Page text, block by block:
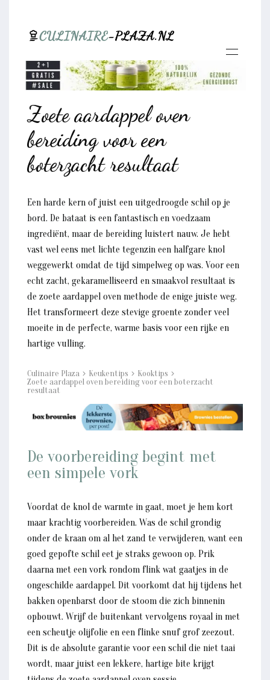
Zoete aardappel oven
bereiding voor een
boterzacht resultaat
Een harde kern of juist een uitgedroogde schil op je
bord. De bataat is een fantastisch en voedzaam
ingrediënt, maar de bereiding luistert nauw. Je hebt
vast wel eens met lichte tegenzin een halfgare knol
weggewerkt omdat de tijd simpelweg op was. Voor een
echt zacht, gekaramelliseerd en smaakvol resultaat is
de zoete aardappel oven methode de enige juiste weg.
Het transformeert deze stevige groente zonder veel
moeite in de perfecte, warme basis voor een rijke en
hartige vulling.
Culinaire Plaza Keukentips
Kooktips
Zoete aardappel oven bereiding voor een boterzacht
resultaat
De voorbereiding begint met
een simpele vork
Voordat de knol de warmte in gaat, moet je hem kort
maar krachtig voorbereiden. Was de schil grondig
onder de kraan om al het zand te verwijderen, want een
goed gepofte schil eet je straks gewoon op. Prik
daarna met een vork rondom flink wat gaatjes in de
ongeschilde aardappel. Dit voorkomt dat hij tijdens het
bakken openbarst door de stoom die zich binnenin
opbouwt. Wrijf de buitenkant vervolgens royaal in met
een scheutje olijfolie en een flinke snuf grof zeezout.
Dit is de absolute garantie voor een schil die niet taai
wordt, maar juist een lekkere, hartige bite krijgt